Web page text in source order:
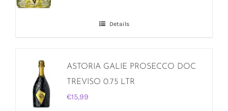
Details
ASTORIA GALIE PROSECCO DOC
TREVISO 0.75 LTR
€15,99